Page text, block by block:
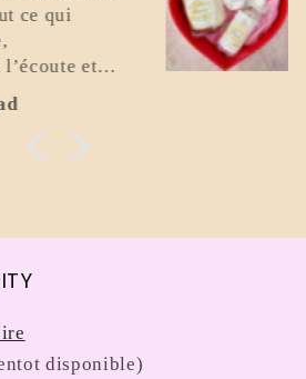
Bonomo
disponible)